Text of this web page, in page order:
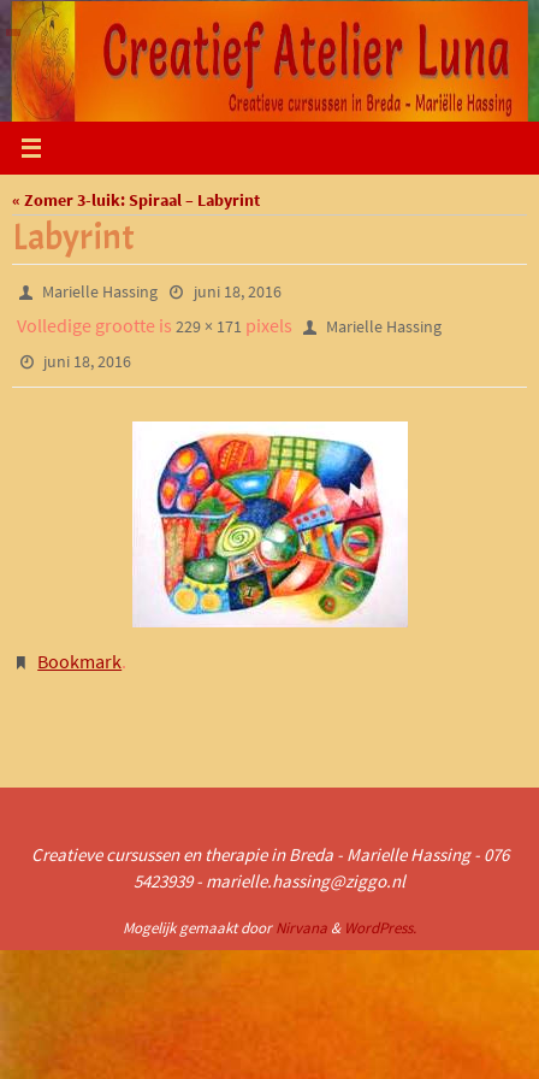
Ga
naar
de
inhoud
« Zomer 3-luik: Spiraal – Labyrint
Labyrint
Marielle Hassing juni 18, 2016
Volledige grootte is 229 × 171 pixels
Marielle Hassing
juni 18, 2016
Bookmark.
Creatieve cursussen en therapie in Breda - Marielle Hassing - 076
5423939 - marielle.hassing@ziggo.nl
Mogelijk gemaakt doorNirvana & WordPress.